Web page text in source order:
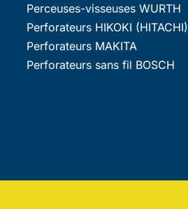
Perceuses-visseuses WURTH
Perforateurs HIKOKI (HITACHI)
Perforateurs MAKITA
Perforateurs sans fil BOSCH